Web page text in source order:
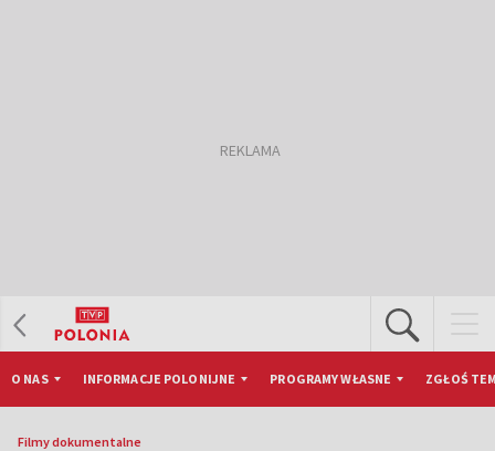
O NAS INFORMACJE POLONIJNE PROGRAMY WŁASNE ZGŁOŚ
Filmy dokumentalne